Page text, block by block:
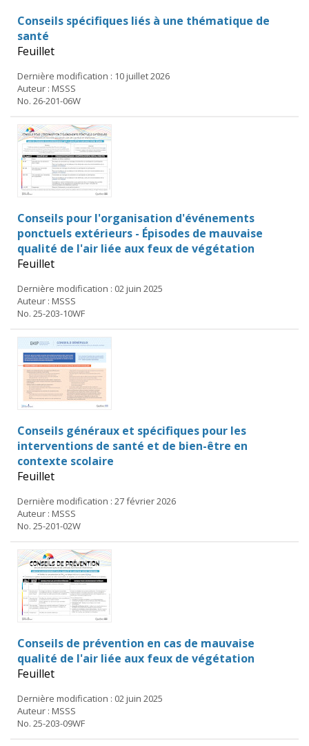
Conseils spécifiques liés à une thématique de
santé
Feuillet
Dernière modification : 10 juillet 2026
Auteur : MSSS
No. 26-201-06W
Conseils pour l'organisation d'événements
ponctuels extérieurs - Épisodes de mauvaise
qualité de l'air liée aux feux de végétation
Feuillet
Dernière modification : 02 juin 2025
Auteur : MSSS
No. 25-203-10WF
Conseils généraux et spécifiques pour les
interventions de santé et de bien-être en
contexte scolaire
Feuillet
Dernière modification : 27 février 2026
Auteur : MSSS
No. 25-201-02W
Conseils de prévention en cas de mauvaise
qualité de l'air liée aux feux de végétation
Feuillet
Dernière modification : 02 juin 2025
Auteur : MSSS
No. 25-203-09WF